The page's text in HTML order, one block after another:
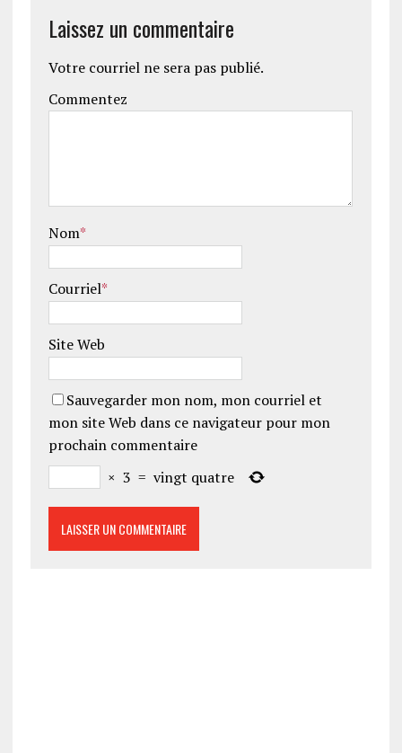
Laissez un commentaire
Votre courriel ne sera pas publié.
Commentez
Nom*
Courriel*
Site Web
Sauvegarder mon nom, mon courriel et
mon site Web dans ce navigateur pour mon
prochain commentaire
× 3 = vingt quatre